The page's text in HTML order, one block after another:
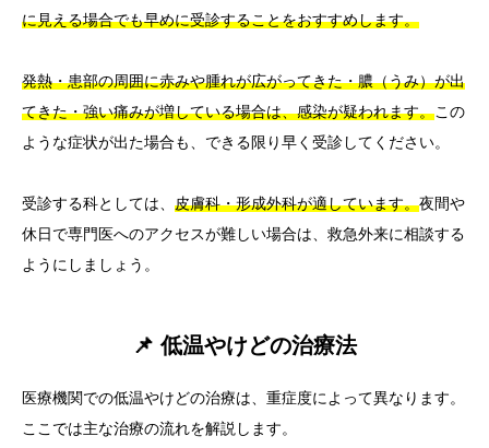
に見える場合でも早めに受診することをおすすめします。
発熱・患部の周囲に赤みや腫れが広がってきた・膿（うみ）が出
てきた・強い痛みが増している場合は、感染が疑われます。この
ような症状が出た場合も、できる限り早く受診してください。
受診する科としては、 皮膚科・形成外科が適しています。夜間や
休日で専門医へのアクセスが難しい場合は、救急外来に相談する
ようにしましょう。
📌 低温やけどの治療法
医療機関での低温やけどの治療は、重症度によって異なります。
ここでは主な治療の流れを解説します。